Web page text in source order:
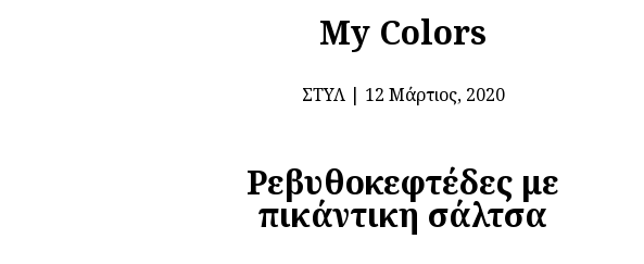
My Colors
ΣΤΥΛ 12 Μάρτιος, 2020
Ρεβυθοκεφτέδες με
πικάντικη σάλτσα